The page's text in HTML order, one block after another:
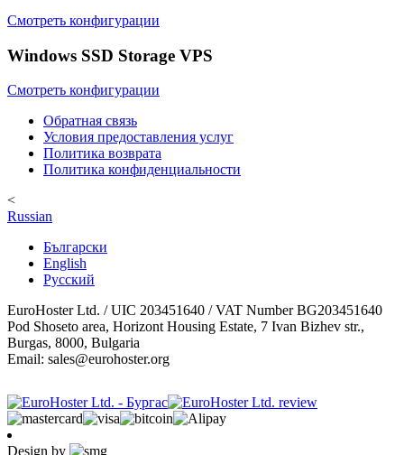
Смотреть конфигурации
Windows SSD Storage VPS
Смотреть конфигурации
Обратная связь
Условия предоставления услуг
Политика возврата
Политика конфиденциальности
<
Russian
Български
English
Русский
EuroHoster Ltd. / UIC 203451640 / VAT Number BG203451640
Pod Shoseto area, Horizont Housing Estate, 7 Ivan Bizhev str.,
Burgas, 8000, Bulgaria
Email: sales@eurohoster.org
Design by